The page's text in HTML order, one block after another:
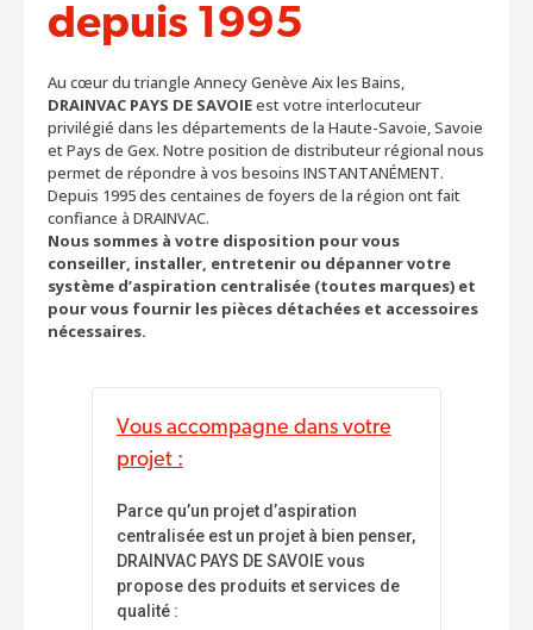
depuis 1995
Au cœur du triangle Annecy Genève Aix les Bains,
DRAINVAC PAYS DE SAVOIEest votre interlocuteur
privilégié dans les départements de la Haute-Savoie, Savoie
et Pays de Gex. Notre position de distributeur régional nous
permet de répondre à vos besoins INSTANTANÉMENT.
Depuis 1995 des centaines de foyers de la région ont fait
confiance à DRAINVAC.
Nous sommes à votre disposition pour vous
conseiller, installer, entretenir ou dépanner votre
système d’aspiration centralisée (toutes marques) et
pour vous fournir les pièces détachées et accessoires
nécessaires.
Vous accompagne dans votre
projet :
Parce qu’un projet d’aspiration
centralisée est un projet à bien penser,
DRAINVAC PAYS DE SAVOIE vous
propose des produits et services de
qualité :